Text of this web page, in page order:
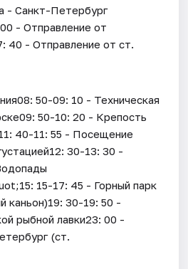
- Санкт-Петербург
- Отправление от
40 - Отправление от ст.
50-09: 10 - Техническая
50-10: 20 - Крепость
40-11: 55 - Посещение
30-13: 30 -
15-17: 45 - Горный парк
каньон)19: 30-19: 50 -
рыбной лавки23: 00 -
(ст.